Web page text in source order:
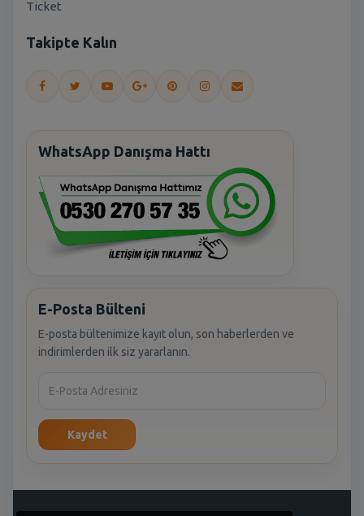
Ticket
Takipte Kalın
WhatsApp Danışma Hattı
E-Posta Bülteni
E-posta bültenimize kayıt olun, son haberlerden ve
indirimlerden ilk siz yararlanın.
Kaydet